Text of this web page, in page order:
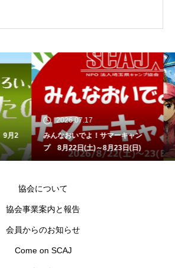
2026.07.17
みんなおいでよ！サマーキャン
プ 8月22日(土)～8月23日(日)
防災デイキャ
チャレンジ
協会について
協会事業案内と報告
会員からのお知らせ
Come on SCAJ